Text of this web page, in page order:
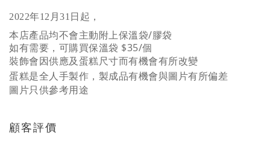
2022年12月31日起，
本店產品均不會主動附上保溫袋/膠袋
如有需要，可購買保溫袋 $35/個
裝飾會因供應及蛋糕尺寸而有機會有所改變
蛋糕是全人手製作，製成品有機會與圖片有所偏差
圖片只供參考用途
顧客評價